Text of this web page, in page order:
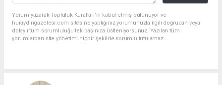
Yorum yazarak Topluluk Kuralları’nı kabul etmiş bulunuyor ve
huraydingazetesi.com sitesine yaptığınız yorumunuzla ilgili doğrudan veya
dolaylı tüm sorumluluğu tek başınıza üstleniyorsunuz. Yazılan tüm
yorumlardan site yönetimi hiçbir şekilde sorumlu tutulamaz.